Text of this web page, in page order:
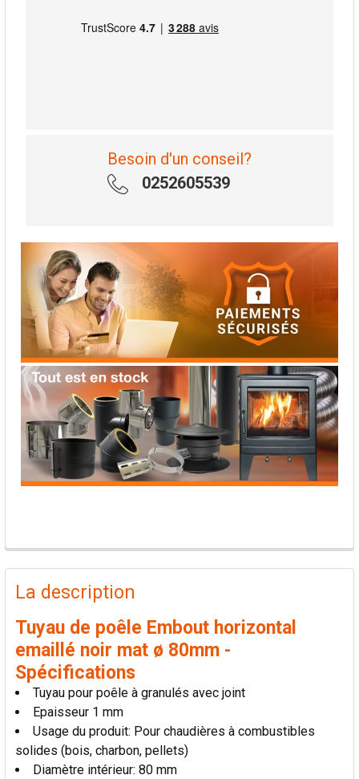
Besoin d'un conseil?
0252605539
PRODUITS
FRÉQUEMMENT
ACHETÉS
TOUT
SÉLECTIONNER
AJOUTER
LA
SÉLECTION
AU PANIER
La description
Tuyau de poêle Embout horizontal
emaillé noir mat ø 80mm -
Spécifications
Tuyau pour poêle à granulés avec joint
Epaisseur 1 mm
Usage du produit: Pour chaudières à combustibles
solides (bois, charbon, pellets)
Diamètre intérieur: 80 mm